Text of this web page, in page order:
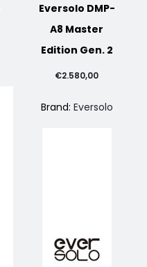
Eversolo DMP-
A8 Master
Edition Gen. 2
€2.580,00
Brand: Eversolo